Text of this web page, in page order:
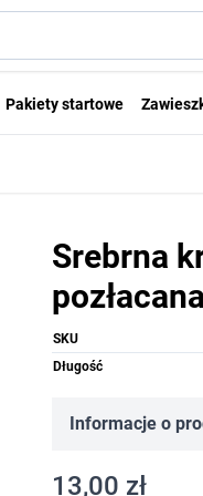
Pakiety startowe
Srebrna
SKU
Długość
Informacje o
13,00 zł